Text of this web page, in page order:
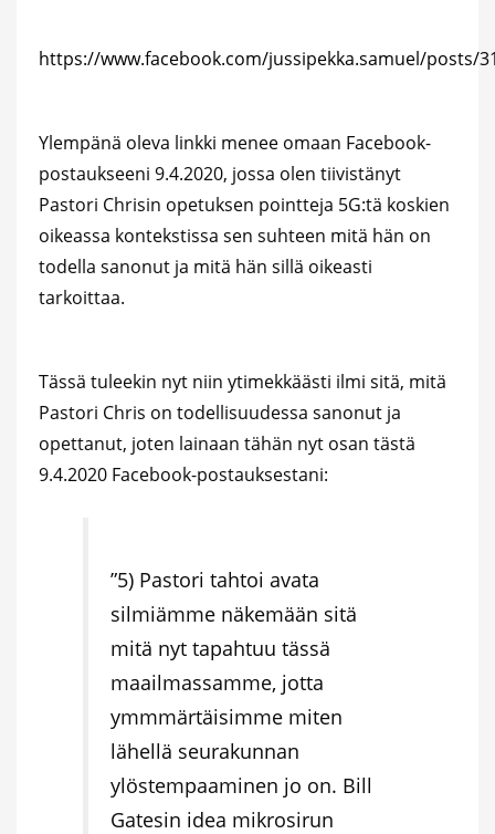
https://www.facebook.com/jussipekka.samuel/posts/
Ylempänä oleva linkki menee omaan Facebook-
postaukseeni 9.4.2020, jossa olen tiivistänyt
Pastori Chrisin opetuksen pointteja 5G:tä koskien
oikeassa kontekstissa sen suhteen mitä hän on
todella sanonut ja mitä hän sillä oikeasti
tarkoittaa.
Tässä tuleekin nyt niin ytimekkäästi ilmi sitä, mitä
Pastori Chris on todellisuudessa sanonut ja
opettanut, joten lainaan tähän nyt osan tästä
9.4.2020 Facebook-postauksestani:
”5) Pastori tahtoi avata
silmiämme näkemään sitä
mitä nyt tapahtuu tässä
maailmassamme, jotta
ymmmärtäisimme miten
lähellä seurakunnan
ylöstempaaminen jo on. Bill
Gatesin idea mikrosirun